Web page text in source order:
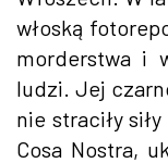
włoską
morderstwa i
ludzi. Jej
nie straciły
Cosa Nostra,